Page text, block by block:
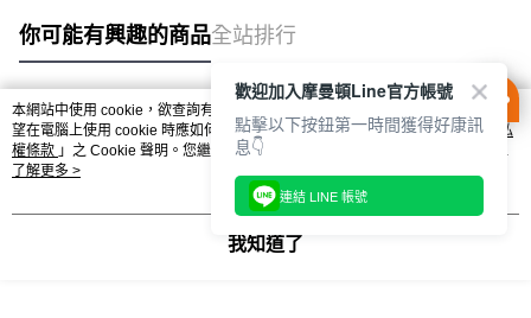
你可能有興趣的商品全站排行
熱門標籤
本網站中使用 cookie，欲查詢有關本網站使用 cookie 方式之詳情，及若您不希
望在電腦上使用 cookie 時應如何變更電腦的 cookie 設定，請參閱本網站「
隱私
權條款 」之 Cookie 聲明。您繼續使用本網站即表示您同意本公司得按本網站使
用條款之 Cookie 聲明使用 cookie。
了解更多 >
我知道了
歡迎加入摩曼頓Line官方帳號
點擊以下按鈕第一時間獲得好康訊
息👇
連結 LINE 帳號